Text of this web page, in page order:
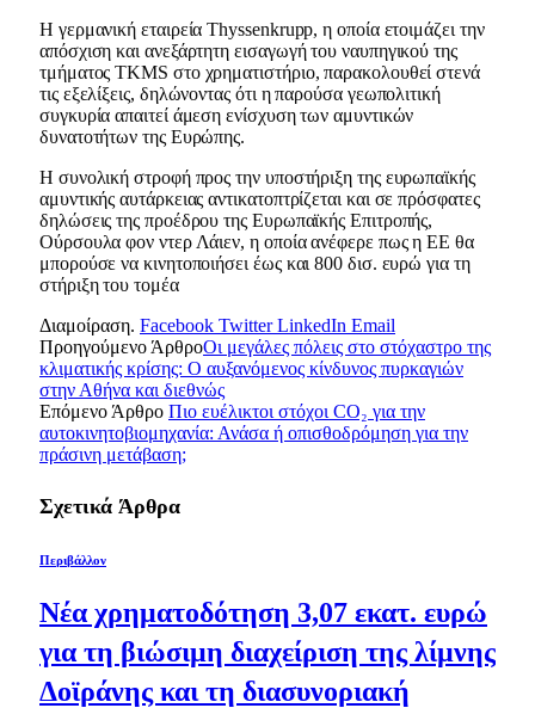
Η γερμανική εταιρεία Thyssenkrupp, η οποία ετοιμάζει την
απόσχιση και ανεξάρτητη εισαγωγή του ναυπηγικού της
τμήματος TKMS στο χρηματιστήριο, παρακολουθεί στενά
τις εξελίξεις, δηλώνοντας ότι η παρούσα γεωπολιτική
συγκυρία απαιτεί άμεση ενίσχυση των αμυντικών
δυνατοτήτων της Ευρώπης.
Η συνολική στροφή προς την υποστήριξη της ευρωπαϊκής
αμυντικής αυτάρκειας αντικατοπτρίζεται και σε πρόσφατες
δηλώσεις της προέδρου της Ευρωπαϊκής Επιτροπής,
Ούρσουλα φον ντερ Λάιεν, η οποία ανέφερε πως η ΕΕ θα
μπορούσε να κινητοποιήσει έως και 800 δισ. ευρώ για τη
στήριξη του τομέα
Διαμοίραση. Facebook Twitter LinkedIn Email
Προηγούμενο ΆρθροΟι μεγάλες πόλεις στο στόχαστρο της
κλιματικής κρίσης: Ο αυξανόμενος κίνδυνος πυρκαγιών
στην Αθήνα και διεθνώς
Επόμενο Άρθρο Πιο ευέλικτοι στόχοι CO₂ για την
αυτοκινητοβιομηχανία: Ανάσα ή οπισθοδρόμηση για την
πράσινη μετάβαση;
Σχετικά Άρθρα
Περιβάλλον
Νέα χρηματοδότηση 3,07 εκατ. ευρώ
για τη βιώσιμη διαχείριση της λίμνης
Δοϊράνης και τη διασυνοριακή